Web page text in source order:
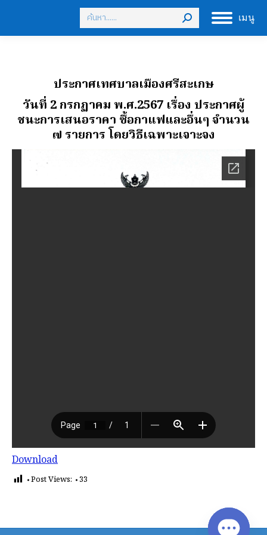
เมนู
Search:
ประกาศเทศบาลเมืองศรีสะเกษ
วันที่ 2 กรกฏาคม พ.ศ.2567 เรื่อง ประกาศผู้
ชนะการเสนอราคา ซื้อกาแฟและอื่นๆ จํานวน
๗ รายการ โดยวิธีเฉพาะเจาะจง
Download
Post Views: 33